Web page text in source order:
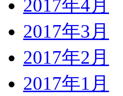
2017年4月
2017年3月
2017年2月
2017年1月